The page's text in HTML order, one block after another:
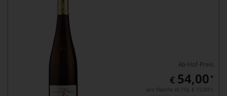
Ab-Hof-Preis
€ 54,00 *
pro Flasche (0.75l), € 72,00/L